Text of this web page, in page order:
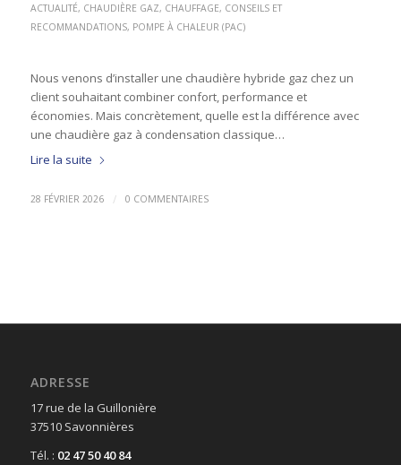
ACTUALITÉ, CHAUDIÈRE GAZ, CHAUFFAGE, CONSEILS ET
RECOMMANDATIONS, POMPE À CHALEUR (PAC)
Nous venons d’installer une chaudière hybride gaz chez un
client souhaitant combiner confort, performance et
économies. Mais concrètement, quelle est la différence avec
une chaudière gaz à condensation classique…
Lire la suite
28 FÉVRIER 2026 / 0 COMMENTAIRES
ADRESSE
17 rue de la Guillonière
37510 Savonnières
Tél. : 02 47 50 40 84